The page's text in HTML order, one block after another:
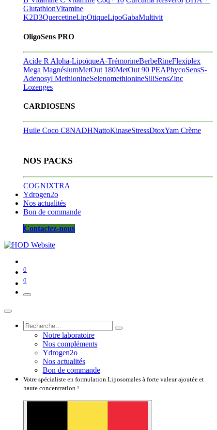
GlutathionVitamine
K2D3QuercetineLipOtiqueLipoGabaMultivit
OligoSens PRO
Acide R Alpha-LipoïqueA-TrémorineBerbeRineFlexiplex
Mega MagnésiumMetOut 180MetOut 90 PEAPhycoSensS-
Adenosyl MethionineSelenomethionineSiliSensZinc
Lozenges
CARDIOSENS
Huile Coco C8NADHNattoKinaseStressDtoxYam Crème
NOS PACKS
COGNIXTRA
Ydrogen2o
Nos actualités
Bon de commande
Contactez-nous
0
0
Notre laboratoire
Nos compléments
Ydrogen2o
Nos actualités
Bon de commande
Votre spécialiste en formulation Liposomales à forte valeur ajoutée et
haute concentration !